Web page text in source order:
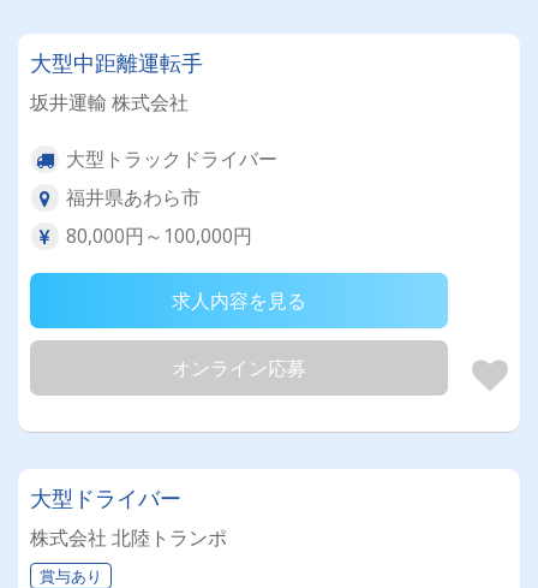
大型中距離運転手
坂井運輸 株式会社
大型トラックドライバー
福井県あわら市
80,000円～100,000円
求人内容を見る
オンライン応募
大型ドライバー
株式会社 北陸トランポ
賞与あり